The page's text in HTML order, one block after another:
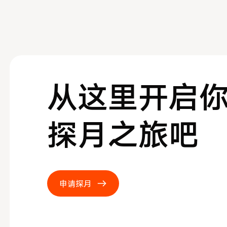
从这里开启
探月之旅吧
申请探月